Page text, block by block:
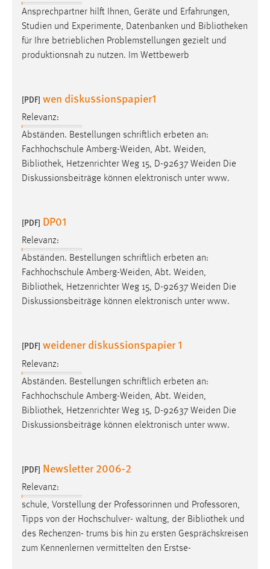
Ansprechpartner hilft Ihnen, Geräte und Erfahrungen,
Studien und Experimente, Datenbanken und Bibliotheken
für Ihre betrieblichen Problemstellungen gezielt und
produktionsnah zu nutzen. Im Wettbewerb
[PDF] wen diskussionspapier1
Relevanz:
Abständen. Bestellungen schriftlich erbeten an:
Fachhochschule Amberg-Weiden, Abt. Weiden,
Bibliothek, Hetzenrichter Weg 15, D-92637 Weiden Die
Diskussionsbeiträge können elektronisch unter www.
[PDF] DP01
Relevanz:
Abständen. Bestellungen schriftlich erbeten an:
Fachhochschule Amberg-Weiden, Abt. Weiden,
Bibliothek, Hetzenrichter Weg 15, D-92637 Weiden Die
Diskussionsbeiträge können elektronisch unter www.
[PDF] weidener diskussionspapier 1
Relevanz:
Abständen. Bestellungen schriftlich erbeten an:
Fachhochschule Amberg-Weiden, Abt. Weiden,
Bibliothek, Hetzenrichter Weg 15, D-92637 Weiden Die
Diskussionsbeiträge können elektronisch unter www.
[PDF] Newsletter 2006-2
Relevanz:
schule, Vorstellung der Professorinnen und Professoren,
Tipps von der Hochschulver- waltung, der Bibliothek und
des Rechenzen- trums bis hin zu ersten Gesprächskreisen
zum Kennenlernen vermittelten den Erstse-
fe_user, be_user, be_lastLoginProvider
Zweck:
Dieser Cookie ist notwendig um sich an der Website
24 Stunden
STATISTIK
Statistik Cookies erfassen Informationen anonym.
Diese Informationen helfen uns zu verstehen, wie
Matomo
_pk_ref, _pk_cvar, _pk_id, _pk_ses
Zweck:
Zugriffsstatistik
MARKETING
Marketing Cookies werden von Drittanbietern
verwendet, um personalisierte Werbung anzuzeigen.
Sie tun dies, indem sie Besucher über Websites
Google Ads
_gcl_au
Anbieter:
Google Ireland Limited